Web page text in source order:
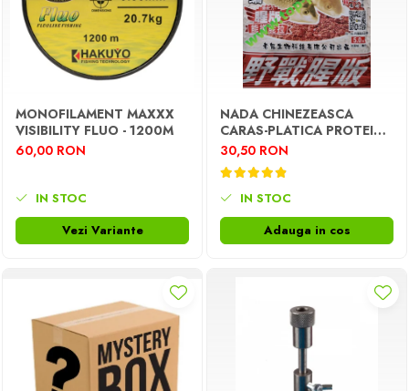
MONOFILAMENT MAXXX
VISIBILITY FLUO - 1200M
60,00 RON
IN STOC
Vezi Variante
NADA CHINEZEASCA
CARAS-PLATICA PROTEINA
ANIMALA
30,50 RON
IN STOC
Adauga in cos